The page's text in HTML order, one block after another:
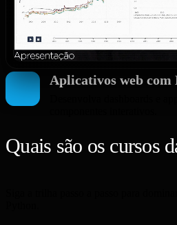
Aplicativos web com
Quais são os cursos